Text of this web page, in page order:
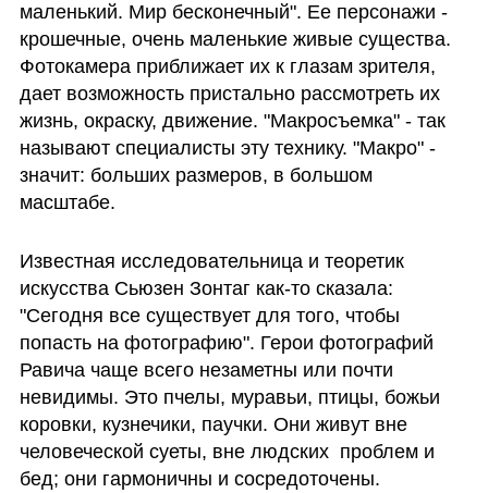
маленький. Мир бесконечный". Ее персонажи -
крошечные, очень маленькие живые существа.
Фотокамера приближает их к глазам зрителя,
дает возможность пристально рассмотреть их
жизнь, окраску, движение. "Макросъемка" - так
называют специалисты эту технику. "Макро" -
значит: больших размеров, в большом
масштабе.
Известная исследовательница и теоретик
искусства Сьюзен Зонтаг как-то сказала:
"Сегодня все существует для того, чтобы
попасть на фотографию". Герои фотографий
Равича чаще всего незаметны или почти
невидимы. Это пчелы, муравьи, птицы, божьи
коровки, кузнечики, паучки. Они живут вне
человеческой суеты, вне людских  проблем и
бед; они гармоничны и сосредоточены.